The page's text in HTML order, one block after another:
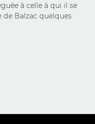
à celle à qui il se
de Balzac quelques